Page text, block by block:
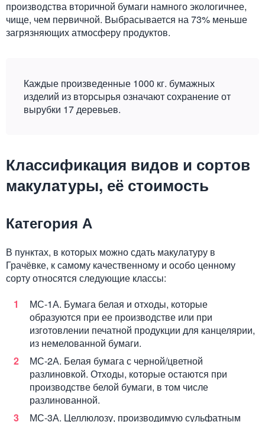
производства вторичной бумаги намного экологичнее,
чище, чем первичной. Выбрасывается на 73% меньше
загрязняющих атмосферу продуктов.
Каждые произведенные 1000 кг. бумажных
изделий из вторсырья означают сохранение от
вырубки 17 деревьев.
Классификация видов и сортов
макулатуры, её стоимость
Категория А
В пунктах, в которых можно сдать макулатуру в
Грачёвке, к самому качественному и особо ценному
сорту относятся следующие классы:
МС-1А. Бумага белая и отходы, которые
образуются при ее производстве или при
изготовлении печатной продукции для канцелярии,
из немелованной бумаги.
МС-2А. Белая бумага с черной/цветной
разлиновкой. Отходы, которые остаются при
производстве белой бумаги, в том числе
разлинованной.
МС-3А. Целлюлозу, производимую сульфатным